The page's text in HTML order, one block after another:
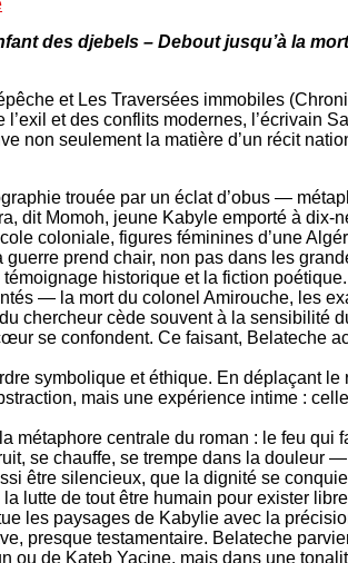
des djebels – Debout jusqu’à la mort
et Les Traversées immobiles
et des conflits modernes, l’écrivain
non seulement la matière d’un récit
trouée par un éclat d’obus —
dit Momoh, jeune Kabyle emporté à
coloniale, figures féminines d’une
prend chair, non pas dans les
historique et la fiction
— la mort du colonel Amirouche,
chercheur cède souvent à la sensibilité
se confondent. Ce faisant, Belateche
symbolique et éthique. En
mais une expérience intime :
métaphore centrale du roman : le feu
se chauffe, se trempe dans la douleur
être silencieux, que la dignité se
lutte de tout être humain pour exister
les paysages de Kabylie avec la
presque testamentaire. Belateche
ou de Kateb Yacine, mais dans une